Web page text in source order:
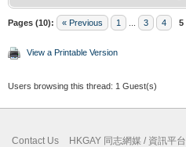
Pages (10): « Previous 1 3 4 5
View a Printable Version
Users browsing this thread: 1 Guest(s)
Contact Us HKGAY 同志網媒 / 資訊平台